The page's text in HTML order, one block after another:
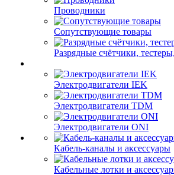
Проводники
Сопутствующие товары
Разрядные счётчики,
Электродвигатели IEK
Электродвигатели TDM
Электродвигатели ONI
Кабель-каналы и аксессуары
Кабельные лотки и